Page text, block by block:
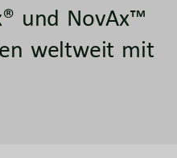
und NovAx™
weltweit mit